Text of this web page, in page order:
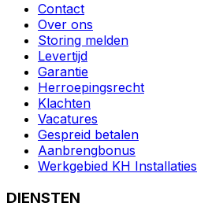
Contact
Over ons
Storing melden
Levertijd
Garantie
Herroepingsrecht
Klachten
Vacatures
Gespreid betalen
Aanbrengbonus
Werkgebied KH Installaties
DIENSTEN